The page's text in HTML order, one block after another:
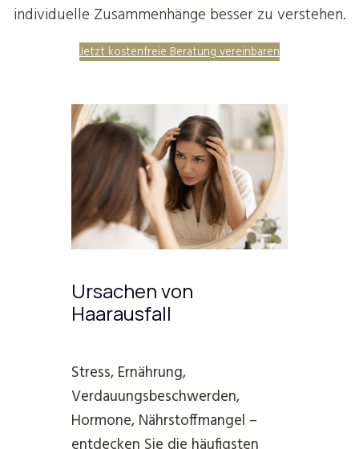
individuelle Zusammenhänge besser zu verstehen.
Jetzt kostenfreie Beratung vereinbaren
Ursachen von
Haarausfall
Stress, Ernährung,
Verdauungsbeschwerden,
Hormone, Nährstoffmangel –
entdecken Sie die häufigsten